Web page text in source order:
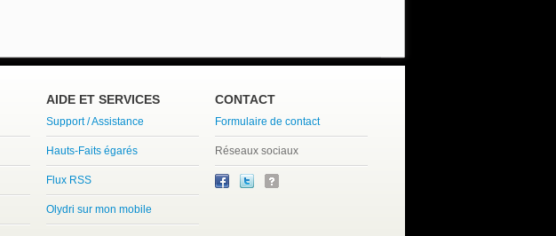
AIDE ET SERVICES
Support / Assistance
Hauts-Faits égarés
Flux RSS
Olydri sur mon mobile
CONTACT
Formulaire de contact
Réseaux sociaux